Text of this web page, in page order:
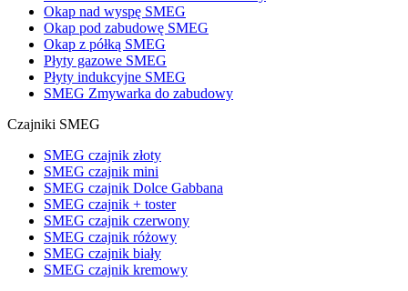
Okap nad wyspę SMEG
Okap pod zabudowę SMEG
Okap z półką SMEG
Płyty gazowe SMEG
Płyty indukcyjne SMEG
SMEG Zmywarka do zabudowy
Czajniki SMEG
SMEG czajnik złoty
SMEG czajnik mini
SMEG czajnik Dolce Gabbana
SMEG czajnik + toster
SMEG czajnik czerwony
SMEG czajnik różowy
SMEG czajnik biały
SMEG czajnik kremowy